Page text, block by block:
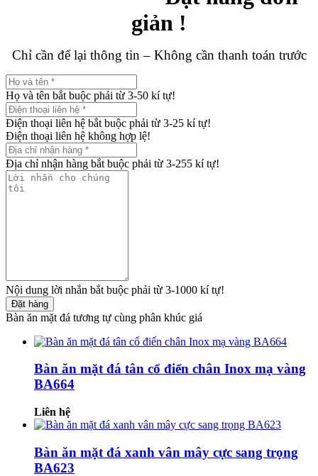
giản !
Chỉ cần để lại thông tin – Không cần thanh toán trước
Họ và tên bắt buộc phải từ 3-50 kí tự!
Điện thoại liên hệ bắt buộc phải từ 3-25 kí tự!
Điện thoại liên hệ không hợp lệ!
Địa chỉ nhận hàng bắt buộc phải từ 3-255 kí tự!
Nội dung lời nhắn bắt buộc phải từ 3-1000 kí tự!
Đặt hàng
Bàn ăn mặt đá tương tự cùng phân khúc giá
Bàn ăn mặt đá tân cổ điển chân Inox mạ vàng
BA664
Liên hệ
Bàn ăn mặt đá xanh vân mây cực sang trọng
BA623